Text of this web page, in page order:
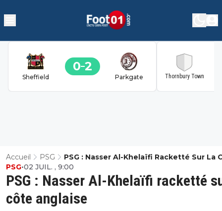
Sheffield
0 2
Parkgate Thornbury Town
Accueil PSG
PSG : Nasser Al-Khelaïfi Racketté Sur La
Anglaise
PSG : Nasser Al-Khelaïfi racketté
côte anglaise
PSG•02 JUIL. , 9:00